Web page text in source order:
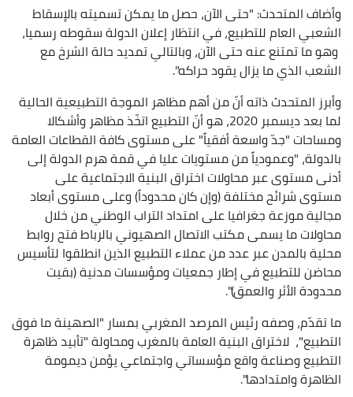
وأضاف المتحدث: "حتى الآن، حصل ما يمكن تسميته بالإسقاط
الشعبي العام للتطبيع، في انتظار إعلان الدولة سقوطه رسميا،
وهو ما تمتنع عنه حتى الآن، وبالتالي تمديد حالة الشرخ مع
الشعب الذي ما يزال يقود حراكه".
وأبرز المتحدث ذاته أنّ من أهم مظاهر الموجة التطبيعية الحالية
لما بعد ديسمبر 2020، هو أنّ التطبيع اتخّذ مظاهر وأشكالا
ومساحات "جدّ واسعة أفقياً" على مستوى كافة القطاعات العامة
بالدولة، "وعمودياً من مستويات عليا في قمة هرم الدولة إلى
أدنى مستوى عبر محاولات اختراق البنية الاجتماعية على
مستوى شرائح مختلفة (وإن كان محدوداً) وعلى مستوى أبعاد
مجالية موزعة جغرافيا على امتداد التراب الوطني من خلال
محاولات ما يسمى مكتب الاتصال الصهيوني بالرباط فتح روابط
محلية بالمدن عبر عدد من عملاء التطبيع الذين انطلقوا لتأسيس
محاضن للتطبيع في إطار جمعيات ومؤسسات مدنية (بقيت
محدودة الأثر والعمق)".
ما تقدّم، وصفه رئيس المرصد المغربي بمسار "الصهينة ما فوق
التطبيع"، لاختراق البنية العامة بالمغرب ومحاولة "تأبيد ظاهرة
التطبيع وصناعة واقع مؤسساتي واجتماعي يؤمن ديمومة
الظاهرة وامتدادها".